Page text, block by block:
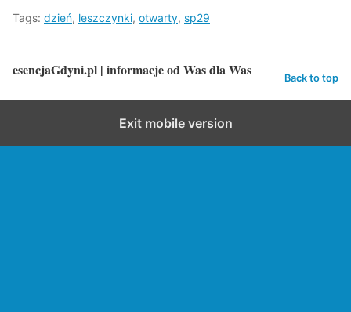
Tags: dzień, leszczynki, otwarty, sp29
esencjaGdyni.pl | informacje od Was dla Was Back to top
Exit mobile version